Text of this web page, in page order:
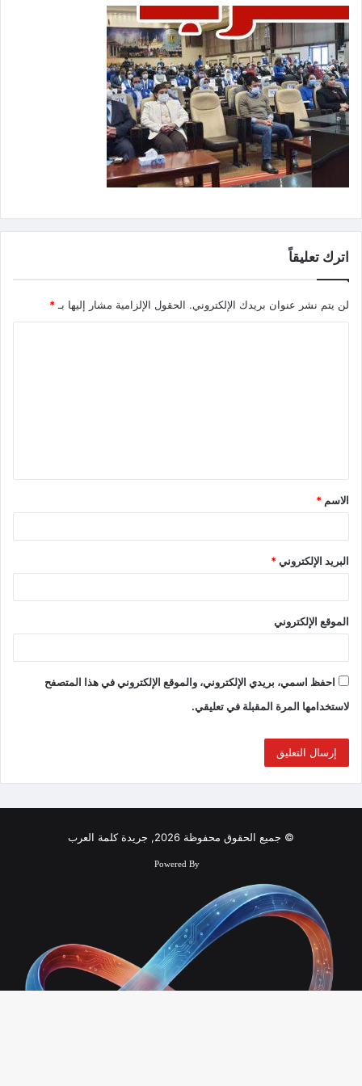
اترك تعليقاً
لن يتم نشر عنوان بريدك الإلكتروني. الحقول الإلزامية مشار إليها بـ*
الاسم *
البريد الإلكتروني*
الموقع الإلكتروني
احفظ اسمي، بريدي الإلكتروني، والموقع الإلكتروني في هذا المتصفح
لاستخدامها المرة المقبلة في تعليقي.
© جميع الحقوق محفوظة 2026, جريدة كلمة العرب